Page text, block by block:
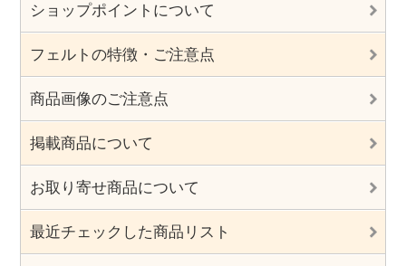
ショップポイントについて
フェルトの特徴・ご注意点
商品画像のご注意点
掲載商品について
お取り寄せ商品について
最近チェックした商品リスト